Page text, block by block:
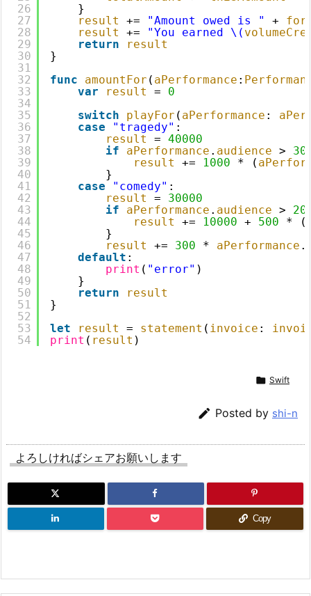
26
27
28
29
30
31
32
33
34
35
36
37
38
39
40
41
42
43
44
45
46
47
48
49
50
51
52
53
54
}
result
+= "Amount owed is " +
result
+= "You earned \(
return
result
}
func
amountFor ( aPerformance :
var
result = 0
switch
playFor ( aPerformance :
case
"tragedy" :
result
= 40000
if
aPerformance . audience >
30
result
+= 1000 * (
}
case
"comedy" :
result
= 30000
if
aPerformance . audience >
20
result
+= 10000 + 500 * (
}
result
+= 300 * aPerformance .
default :
print ( "error" )
}
return
result
}
let
result = statement ( invoice :
print ( result )
 Swift
 Posted by shi-n
よろしければシェアお願いします
Copy